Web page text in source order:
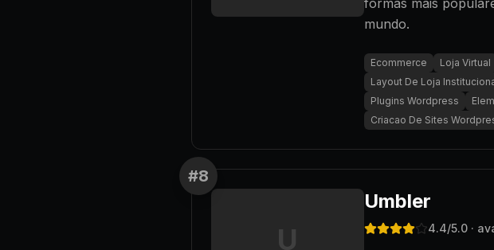
formas mais
mundo.
Ecommerce Loja Virtual
Layout De Loja
Plugins Wordpress
Criacao De Sites
#8
U
Umbler
4.4/5.0 ·